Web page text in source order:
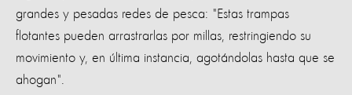
grandes y pesadas redes de pesca: "Estas trampas
flotantes pueden arrastrarlas por millas, restringiendo su
movimiento y, en última instancia, agotándolas hasta que se
ahogan".